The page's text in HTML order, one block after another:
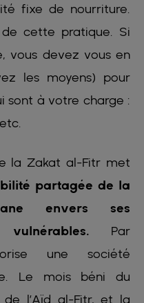
fixe de nourriture.
de cette pratique. Si
vous devez vous en
les moyens) pour
sont à votre charge :
la Zakat al-Fitr met
partagée de la
envers ses
Par
une société
Le mois béni du
l’Aïd al-Fitr, et la